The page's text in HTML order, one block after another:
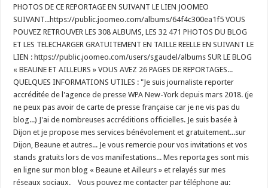
PHOTOS DE CE REPORTAGE EN SUIVANT LE LIEN JOOMEO
SUIVANT...https://public.joomeo.com/albums/64f4c300ea1f5 VOUS
POUVEZ RETROUVER LES 308 ALBUMS, LES 32 471 PHOTOS DU BLOG
ET LES TELECHARGER GRATUITEMENT EN TAILLE REELLE EN SUIVANT LE
LIEN : https://public.joomeo.com/users/sgaudel/albums SUR LE BLOG
« BEAUNE ET AILLEURS » VOUS AVEZ 26 PAGES DE REPORTAGES...
QUELQUES INFORMATIONS UTILES : "Je suis journaliste reporter
accréditée de l'agence de presse WPA New-York depuis mars 2018. (je
ne peux pas avoir de carte de presse française car je ne vis pas du
blog...) J'ai de nombreuses accréditions officielles. Je suis basée à
Dijon et je propose mes services bénévolement et gratuitement...sur
Dijon, Beaune et autres... Je vous remercie pour vos invitations et vos
stands gratuits lors de vos manifestations... Mes reportages sont mis
en ligne sur mon blog « Beaune et Ailleurs » et relayés sur mes
réseaux sociaux. Vous pouvez me contacter par téléphone au: